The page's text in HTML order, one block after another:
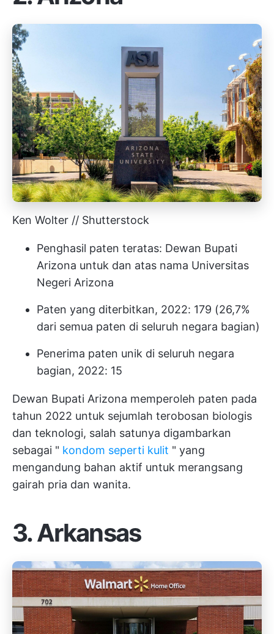
Ken Wolter // Shutterstock
Penghasil paten teratas: Dewan Bupati
Arizona untuk dan atas nama Universitas
Negeri Arizona
Paten yang diterbitkan, 2022: 179 (26,7%
dari semua paten di seluruh negara bagian)
Penerima paten unik di seluruh negara
bagian, 2022: 15
Dewan Bupati Arizona memperoleh paten pada
tahun 2022 untuk sejumlah terobosan biologis
dan teknologi, salah satunya digambarkan
sebagai " kondom seperti kulit " yang
mengandung bahan aktif untuk merangsang
gairah pria dan wanita.
3. Arkansas